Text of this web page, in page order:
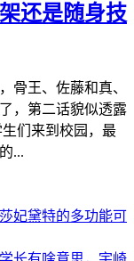
还是随身技
骨王、佐藤和真、
，第二话貌似透露
们来到校园，最
...
妃黛特的多功能可